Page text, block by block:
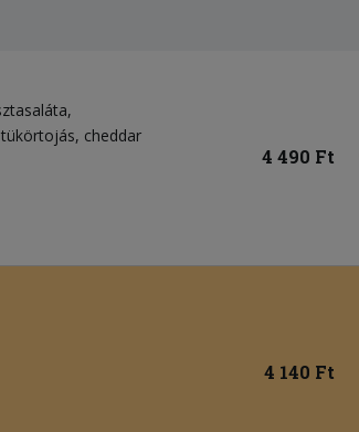
tükörtojás cheddar
4 490 Ft
4 140 Ft